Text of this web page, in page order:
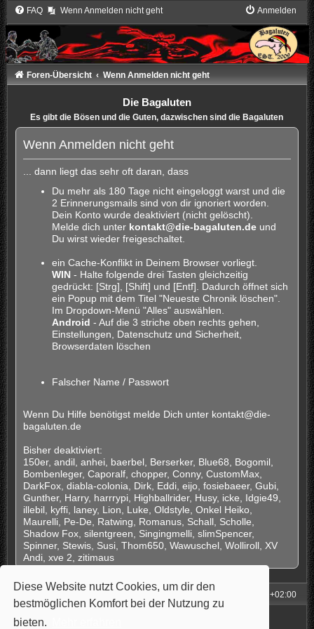
Diese Website nutzt Cookies, um dir den
bestmöglichen Komfort bei der Nutzung zu
bieten.
FAQ Wenn Anmelden nicht geht Anmelden
Foren-Übersicht Wenn Anmelden nicht geht
Die Bagaluten
Es gibt die Bösen und die Guten, dazwischen sind die Bagaluten
Wenn Anmelden nicht geht
... dann liegt das sehr oft daran, dass
Du mehr als 180 Tage nicht eingeloggt warst und die
2 Erinnerungsmails sind von dir ignoriert worden.
Dein Konto wurde deaktiviert (nicht gelöscht).
Melde dich unter kontakt@die-bagaluten.de und
Du wirst wieder freigeschaltet.
ein Cache-Konflikt in Deinem Browser vorliegt.
WIN - Halte folgende drei Tasten gleichzeitig
gedrückt: [Strg], [Shift] und [Entf]. Dadurch öffnet sich
ein Popup mit dem Titel "Neueste Chronik löschen".
Im Dropdown-Menü "Alles" auswählen.
Android - Auf die 3 striche oben rechts gehen,
Einstellungen, Datenschutz und Sicherheit,
Browserdaten löschen
Falscher Name / Passwort
Wenn Du Hilfe benötigst melde Dich unter kontakt@die-
bagaluten.de
Bisher deaktiviert:
150er, andil, anhei, baerbel, Berserker, Blue68, Bogomil,
Bombenleger, Caporalf, chopper, Conny, CustomMax,
DarkFox, diabla-colonia, Dirk, Eddi, eijo, fosiebaeer, Gubi,
Gunther, Harry, harrrypi, Highballrider, Husy, icke, Idgie49,
illebil, kyffi, laney, Lion, Luke, Oldstyle, Onkel Heiko,
Maurelli, Pe-De, Ratwing, Romanus, Schall, Scholle,
Shadow Fox, silentgreen, Singingmelli, slimSpencer,
Spinner, Stewis, Susi, Thom650, Wawuschel, Wolliroll, XV
Andi, xve 2, zitimaus
UTC+02:00
Powered by